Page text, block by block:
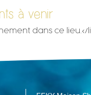
à venir
dans ce lieu.</